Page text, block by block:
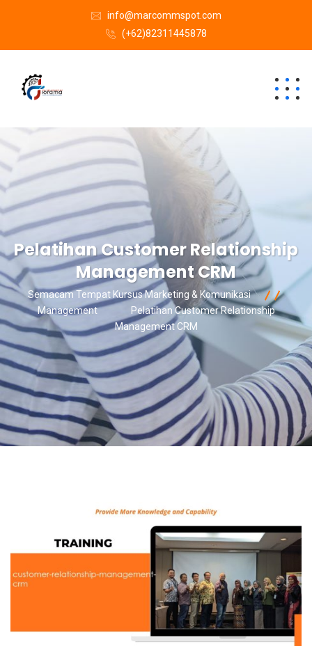
info@marcommspot.com
(+62)82311445878
Pelatihan Customer Relationship
Management CRM
Semacam Tempat Kursus Marketing & Komunikasi
Management
Pelatihan Customer Relationship
Management CRM